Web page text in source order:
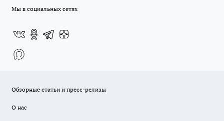
Мы в социальных сетях
Обзорные статьи и пресс-релизы
О нас